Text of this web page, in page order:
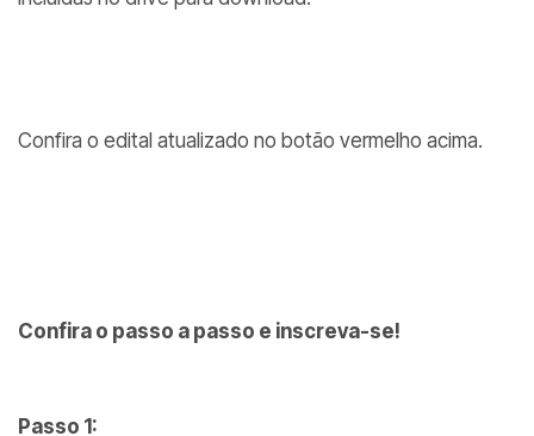
Confira o edital atualizado no botão vermelho acima.
Confira o passo a passo e inscreva-se!
Passo 1: